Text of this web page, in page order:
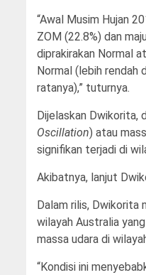
“Awal Musim Hujan
ZOM (22.8%) dan
diprakirakan Normal
Normal (lebih rendah
ratanya),” tuturnya.
Dijelaskan Dwikorita,
Oscillation) atau
signifikan terjadi di
Akibatnya, lanjut
Dalam rilis, Dwikorita
wilayah Australia
massa udara di
“Kondisi ini